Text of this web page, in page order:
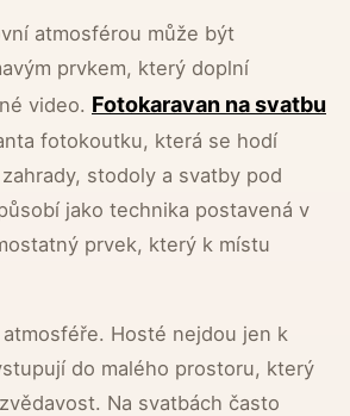
atmosférou může být
prvkem, který doplní
video. Fotokaravan na svatbu
fotokoutku, která se hodí
stodoly a svatby pod
jako technika postavená v
prvek, který k místu
Hosté nejdou jen k
do malého prostoru, který
Na svatbách často